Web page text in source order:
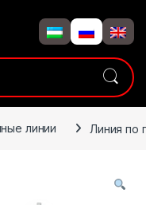
линии Линия по